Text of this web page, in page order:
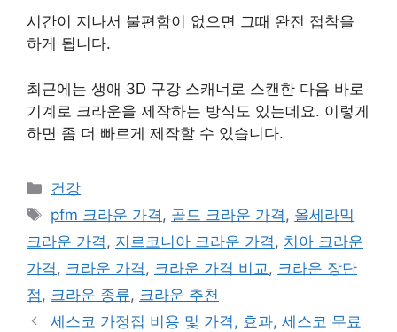
시간이 지나서 불편함이 없으면 그때 완전 접착을
하게 됩니다.
최근에는 생애 3D 구강 스캐너로 스캔한 다음 바로
기계로 크라운을 제작하는 방식도 있는데요. 이렇게
하면 좀 더 빠르게 제작할 수 있습니다.
카
테
고
리
건강
태
그
pfm 크라운 가격 , 골드 크라운 가격 , 올세라믹
크라운 가격 , 지르코니아 크라운 가격 , 치아 크라운
가격 , 크라운 가격 , 크라운 가격 비교 , 크라운 장단
점 , 크라운 종류, 크라운 추천
세스코 가정집 비용 및 가격, 효과, 세스코 무료